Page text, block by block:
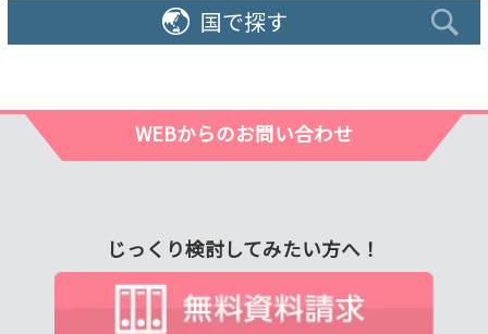
国で探す
WEBからのお問い合わせ
じっくり検討してみたい方へ！